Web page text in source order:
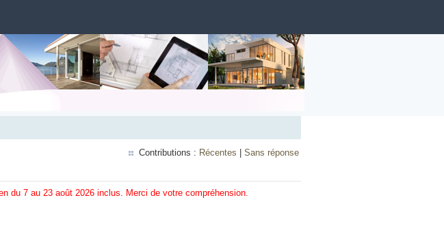
Contributions : Récentes Sans réponse
du 7 au 23 août 2026 inclus. Merci de votre compréhension.